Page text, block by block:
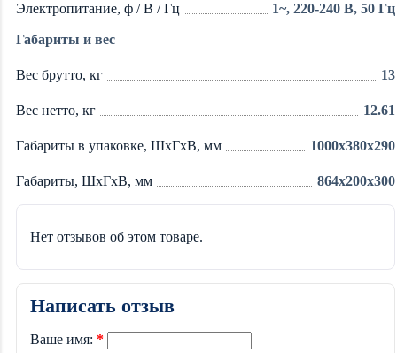
Электропитание, ф / В / Гц 1~, 220-240 В, 50 Гц
Габариты и вес
Вес брутто, кг 13
Вес нетто, кг 12.61
Габариты в упаковке, ШхГхВ, мм 1000x380x290
Габариты, ШхГхВ, мм 864x200x300
Нет отзывов об этом товаре.
Написать отзыв
Ваше имя: